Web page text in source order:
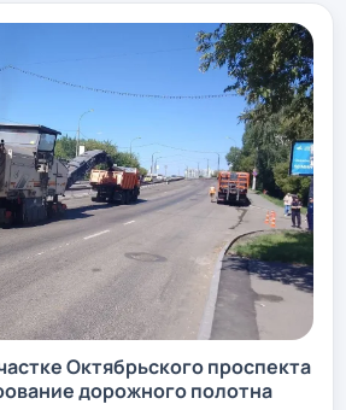
Октябрьского проспекта
дорожного полотна